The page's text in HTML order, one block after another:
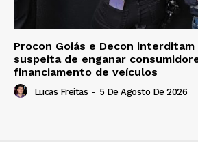
Procon Goiás e Decon interditam
suspeita de enganar
financiamento de veículos
Lucas Freitas - 5 De Agosto De 2026